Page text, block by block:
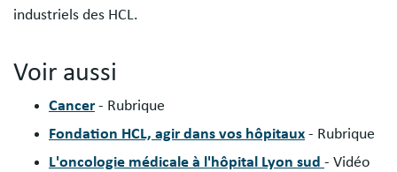
industriels des HCL.
Voir aussi
Cancer - Rubrique
Fondation HCL, agir dans vos hôpitaux - Rubrique
L'oncologie médicale à l'hôpital Lyon sud - Vidéo